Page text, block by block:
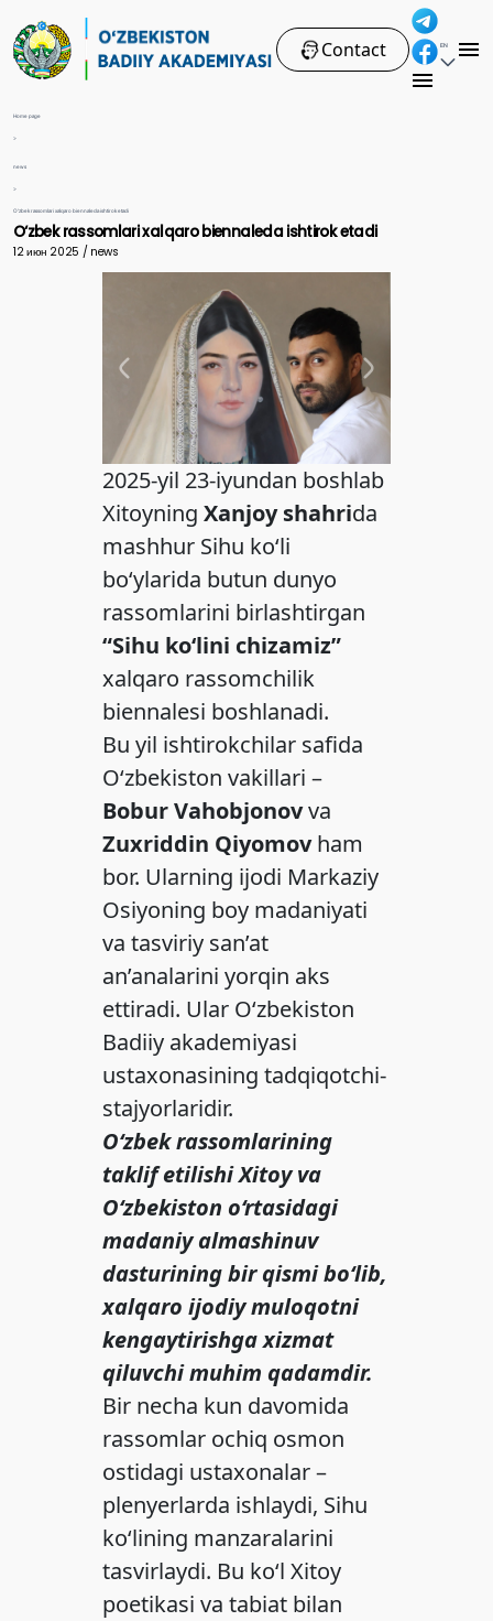
Contact EN
Home page
>
news
>
O‘zbek rassomlari xalqaro biennaleda ishtirok etadi
O‘zbek rassomlari xalqaro biennaleda ishtirok etadi
12 июн 2025 / news
2025-yil 23-iyundan boshlab
XitoyningXanjoy shahrida
mashhur Sihu ko‘li
bo‘ylarida butun dunyo
rassomlarini birlashtirgan
“Sihu ko‘lini chizamiz”
xalqaro rassomchilik
biennalesi boshlanadi.
Bu yil ishtirokchilar safida
O‘zbekiston vakillari –
Bobur Vahobjonovva
Zuxriddin Qiyomovham
bor. Ularning ijodi Markaziy
Osiyoning boy madaniyati
va tasviriy san’at
an’analarini yorqin aks
ettiradi. Ular O‘zbekiston
Badiiy akademiyasi
ustaxonasining tadqiqotchi-
stajyorlaridir.
O‘zbek rassomlarining
taklif etilishi Xitoy va
O‘zbekiston o‘rtasidagi
madaniy almashinuv
dasturining bir qismi bo‘lib,
xalqaro ijodiy muloqotni
kengaytirishga xizmat
qiluvchi muhim qadamdir.
Bir necha kun davomida
rassomlar ochiq osmon
ostidagi ustaxonalar –
plenyerlarda ishlaydi, Sihu
ko‘lining manzaralarini
tasvirlaydi. Bu ko‘l Xitoy
poetikasi va tabiat bilan